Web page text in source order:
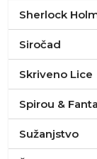
Sherlock
Siročad
Skriveno Lice
Spirou &
Sužanjstvo